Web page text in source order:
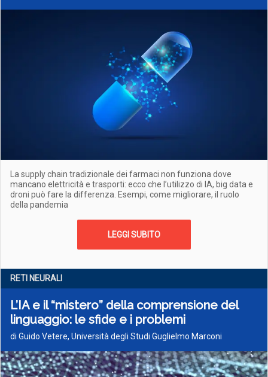
La supply chain tradizionale dei farmaci non funziona dove
mancano elettricità e trasporti: ecco che l’utilizzo di IA, big data e
droni può fare la differenza. Esempi, come migliorare, il ruolo
della pandemia
LEGGI SUBITO
RETI NEURALI
L’IA e il “mistero” della comprensione del
linguaggio: le sfide e i problemi
di Guido Vetere, Università degli Studi Guglielmo Marconi